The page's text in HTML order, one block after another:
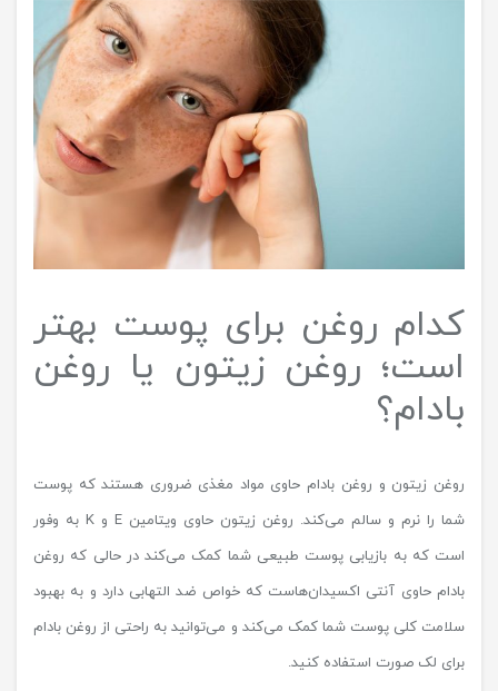
کدام روغن برای پوست بهتر
است؛ روغن زیتون یا روغن
بادام؟
روغن زیتون و روغن بادام حاوی مواد مغذی ضروری هستند که پوست
شما را نرم و سالم می‌کند. روغن زیتون حاوی ویتامین E و K به وفور
است که به بازیابی پوست طبیعی شما کمک می‌کند در حالی که روغن
بادام حاوی آنتی اکسیدان‌هاست که خواص ضد التهابی دارد و به بهبود
سلامت کلی پوست شما کمک می‌کند و می‌توانید به راحتی از روغن بادام
برای لک صورت استفاده کنید.